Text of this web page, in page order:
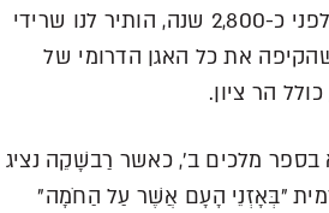
חזקיהו, שגר בירושלים לפני כ-2,800 שנה, הותיר לנו שרידי
את כל האגן הדרומי של
הר ציון.
בספר מלכים ב', כאשר רַבשָׁקֵה נציג
"בְּאָזְנֵי הָעָם אֲשֶׁר עַל הַחֹמָה"